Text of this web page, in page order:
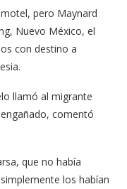
pero Maynard
Nuevo México, el
con destino a
llamó al migrante
comentó
que no había
los habían